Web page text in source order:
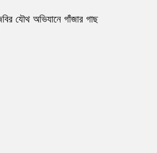
যৌথ অভিযানে গাঁজার গাছ